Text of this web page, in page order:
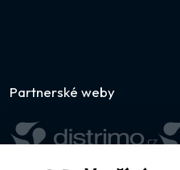
Partnerské weby